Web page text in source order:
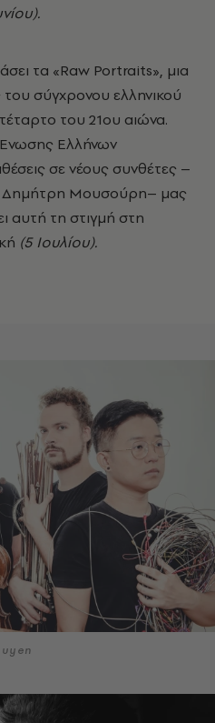
τα «Raw Portraits», μια
σύγχρονου ελληνικού
του 21ου αιώνα.
Ελλήνων
σε νέους συνθέτες –
Δημήτρη Μουσούρη– μας
αυτή τη στιγμή στη
(5 Ιουλίου).